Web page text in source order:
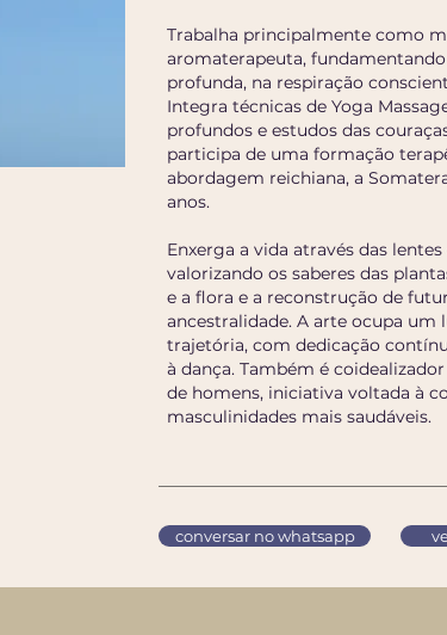
Trabalha principalmente como
aromaterapeuta,
profunda, na respiração
Integra técnicas de Yoga
profundos e estudos das
participa de uma formação
abordagem reichiana, a
anos.
Enxerga a vida através das
valorizando os saberes das
e a flora e a reconstrução de
ancestralidade. A arte ocupa um
trajetória, com dedicação
à dança. Também é
de homens, iniciativa voltada à
masculinidades mais saudáveis.
conversar no whatsapp